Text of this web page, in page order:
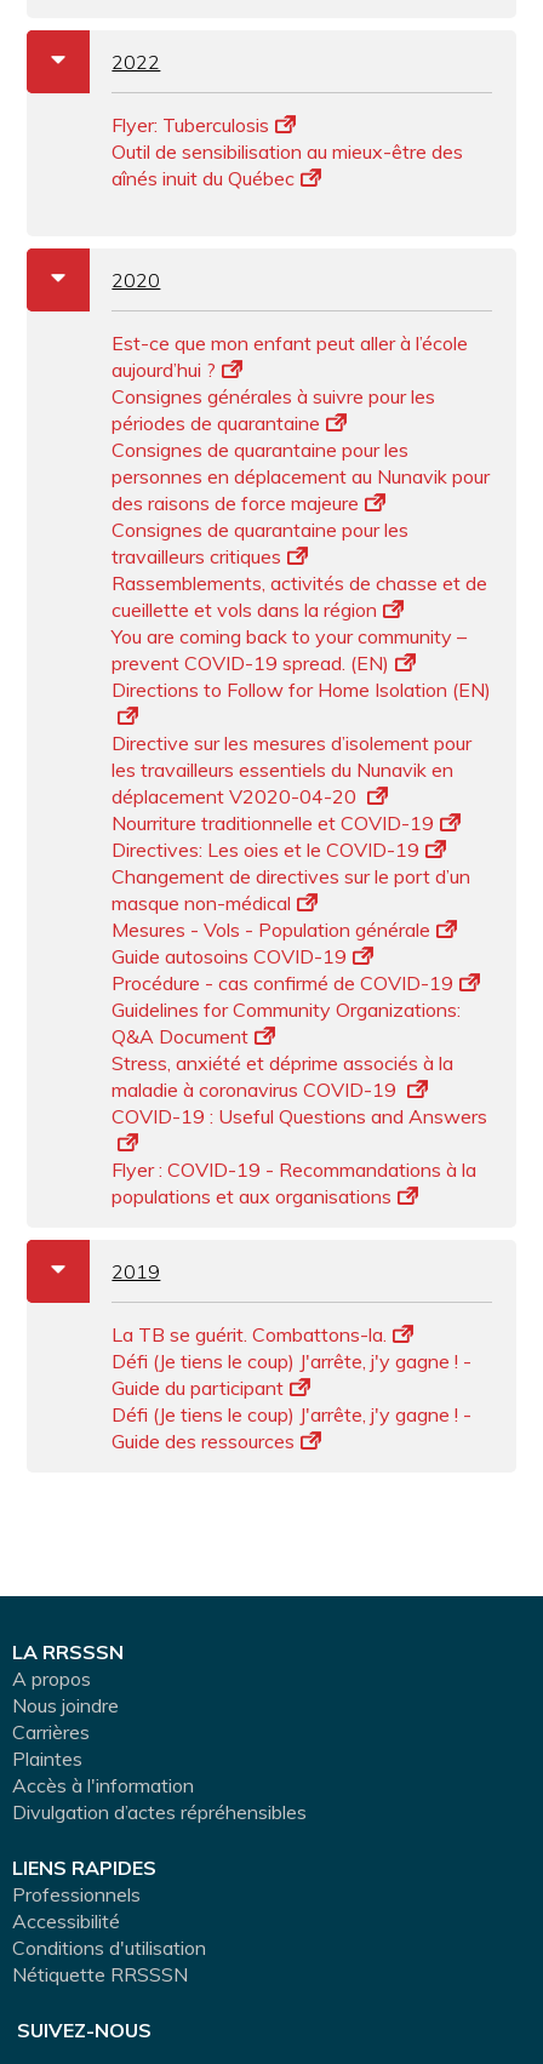
a
b 2022
Flyer: Tuberculosis
Outil de sensibilisation au mieux-être des
aînés inuit du Québec
a
b 2020
Est-ce que mon enfant peut aller à l’école
aujourd’hui ?
Consignes générales à suivre pour les
périodes de quarantaine
Consignes de quarantaine pour les
personnes en déplacement au Nunavik pour
des raisons de force majeure
Consignes de quarantaine pour les
travailleurs critiques
Rassemblements, activités de chasse et de
cueillette et vols dans la région
You are coming back to your community –
prevent COVID-19 spread. (EN)
Directions to Follow for Home Isolation (EN)
Directive sur les mesures d’isolement pour
les travailleurs essentiels du Nunavik en
déplacement V2020-04-20
Nourriture traditionnelle et COVID-19
Directives: Les oies et le COVID-19
Changement de directives sur le port d’un
masque non-médical
Mesures - Vols - Population générale
Guide autosoins COVID-19
Procédure - cas confirmé de COVID-19
Guidelines for Community Organizations:
Q&A Document
Stress, anxiété et déprime associés à la
maladie à coronavirus COVID-19
COVID-19 : Useful Questions and Answers
Flyer : COVID-19 - Recommandations à la
populations et aux organisations
a
b 2019
La TB se guérit. Combattons-la.
Défi (Je tiens le coup) J'arrête, j'y gagne ! -
Guide du participant
Défi (Je tiens le coup) J'arrête, j'y gagne ! -
Guide des ressources
LA RRSSSN
A propos
Nous joindre
Carrières
Plaintes
Accès à l'information
Divulgation d’actes répréhensibles
LIENS RAPIDES
Professionnels
Accessibilité
Conditions d'utilisation
Nétiquette RRSSSN
SUIVEZ-NOUS